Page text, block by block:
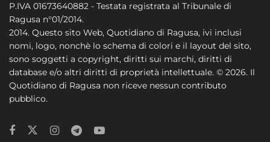
P.IVA 01673640882 - Testata registrata al Tribunale di
Ragusa n°01/2014.
2014. Questo sito Web, Quotidiano di Ragusa, ivi inclusi
nomi, logo, nonchè lo schema di colori e il layout del sito,
sono soggetti a copyright, diritti sui marchi, diritti di
database e/o altri diritti di proprietà intellettuale. © 2026. Il
Quotidiano di Ragusa non riceve nessun contributo
pubblico.